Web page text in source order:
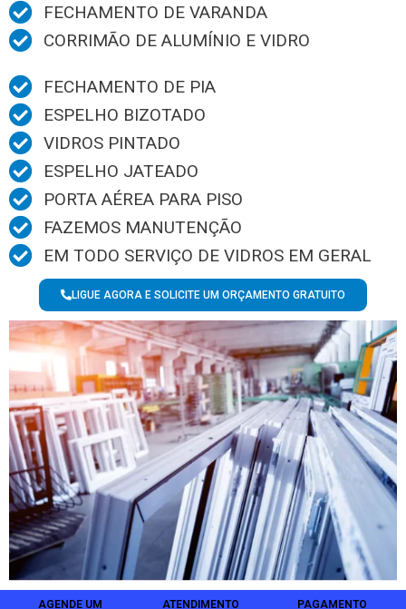
FECHAMENTO DE VARANDA
CORRIMÃO DE ALUMÍNIO E VIDRO
FECHAMENTO DE PIA
ESPELHO BIZOTADO
VIDROS PINTADO
ESPELHO JATEADO
PORTA AÉREA PARA PISO
FAZEMOS MANUTENÇÃO
EM TODO SERVIÇO DE VIDROS EM GERAL
LIGUE AGORA E SOLICITE UM ORÇAMENTO GRATUITO
AGENDE UM
ATENDIMENTO
PAGAMENTO